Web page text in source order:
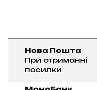
Нова Пошта
При отриманні
посилки